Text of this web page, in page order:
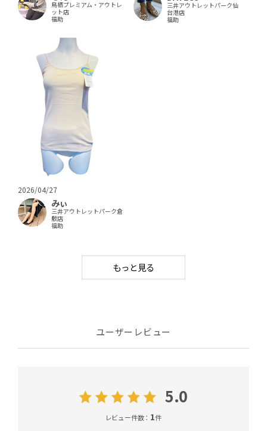
鳥栖プレミアム・アウトレ
ット店
福助
三井アウトレットパーク仙
台港店
福助
2026/04/27
みぃ
三井アウトレットパーク倉
敷店
福助
もっと見る
ユーザーレビュー
5.0
レビュー件数： 1件